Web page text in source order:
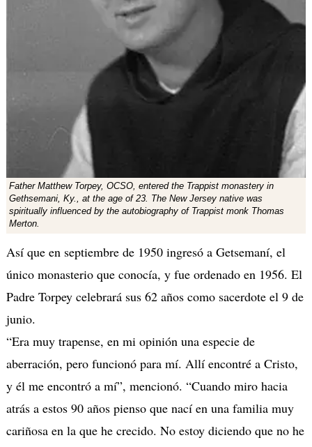
Father Matthew Torpey, OCSO, entered the Trappist monastery in
Gethsemani, Ky., at the age of 23. The New Jersey native was
spiritually influenced by the autobiography of Trappist monk Thomas
Merton.
Así que en septiembre de 1950 ingresó a Getsemaní, el
único monasterio que conocía, y fue ordenado en 1956. El
Padre Torpey celebrará sus 62 años como sacerdote el 9 de
junio.
“Era muy trapense, en mi opinión una especie de
aberración, pero funcionó para mí. Allí encontré a Cristo,
y él me encontró a mí”, mencionó. “Cuando miro hacia
atrás a estos 90 años pienso que nací en una familia muy
cariñosa en la que he crecido. No estoy diciendo que no he